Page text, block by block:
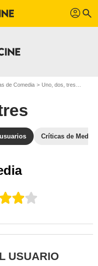
profil search
de Comedia Uno, dos, tres
Críticas de Medios
USUARIO